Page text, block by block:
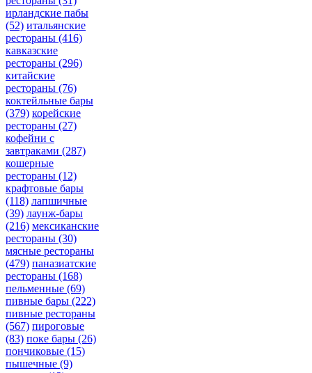
ирландские пабы
(52) итальянские
рестораны (416)
кавказские
рестораны (296)
китайские
рестораны (76)
коктейльные бары
(379) корейские
рестораны (27)
кофейни с
завтраками (287)
кошерные
рестораны (12)
крафтовые бары
(118) лапшичные
(39) лаунж-бары
(216) мексиканские
рестораны (30)
мясные рестораны
(479) паназиатские
рестораны (168)
пельменные (69)
пивные бары (222)
пивные рестораны
(567) пироговые
(83) поке бары (26)
пончиковые (15)
пышечные (9)